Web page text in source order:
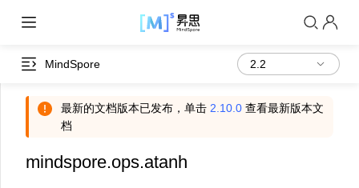
MindSpore
最新的文档版本已发布，单击 2.10.0 查看最新版本文
档
mindspore.ops.atanh